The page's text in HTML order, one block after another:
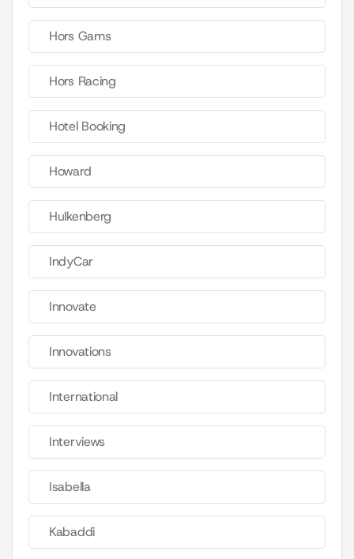
Hors Gams
Hors Racing
Hotel Booking
Howard
Hulkenberg
IndyCar
Innovate
Innovations
International
Interviews
Isabella
Kabaddi